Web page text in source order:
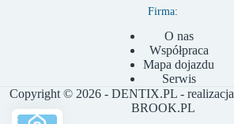
Firma:
O nas
Współpraca
Mapa dojazdu
Serwis
Copyright © 2026 - DENTIX.PL - realizacja
BROOK.PL